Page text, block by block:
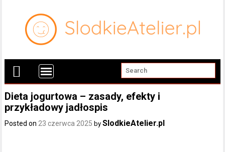
Dieta jogurtowa – zasady, efekty i
przykładowy jadłospis
Posted on 23 czerwca 2025 bySlodkieAtelier.pl